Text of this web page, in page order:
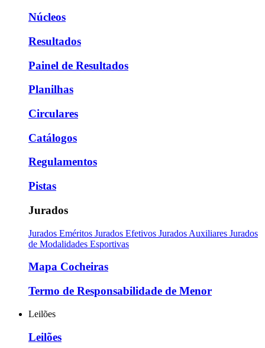
Núcleos
Resultados
Painel de Resultados
Planilhas
Circulares
Catálogos
Regulamentos
Pistas
Jurados
Jurados Eméritos Jurados Efetivos Jurados Auxiliares Jurados
de Modalidades Esportivas
Mapa Cocheiras
Termo de Responsabilidade de Menor
Leilões
Leilões